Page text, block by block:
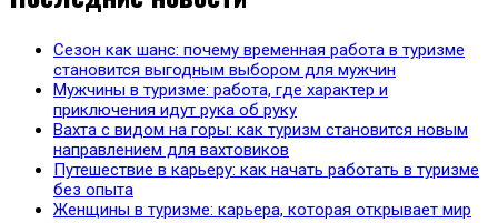
Сезон как шанс: почему временная работа в туризме
становится выгодным выбором для мужчин
Мужчины в туризме: работа, где характер и
приключения идут рука об руку
Вахта с видом на горы: как туризм становится новым
направлением для вахтовиков
Путешествие в карьеру: как начать работать в туризме
без опыта
Женщины в туризме: карьера, которая открывает мир